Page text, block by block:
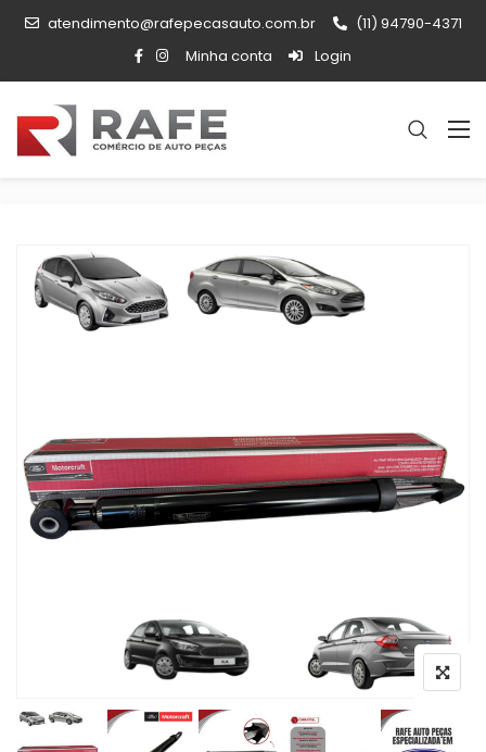
atendimento@rafepecasauto.com.br
(11) 94790-4371
Minha conta
Login